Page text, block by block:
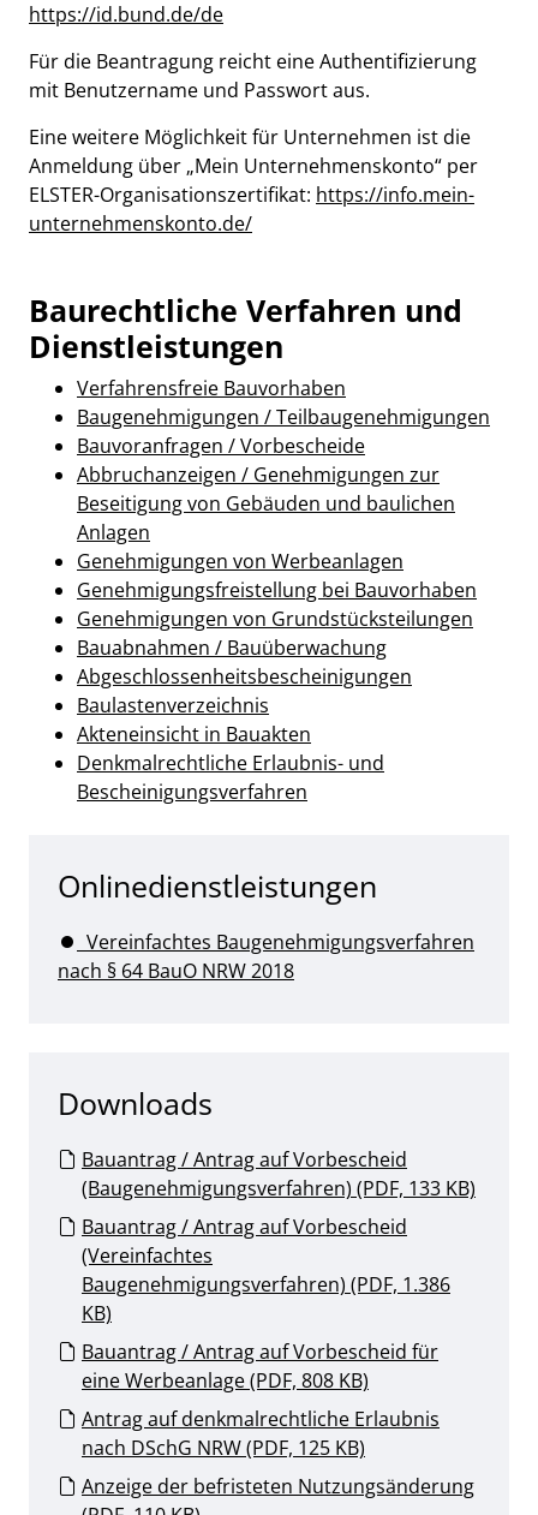
https://id.bund.de/de
Für die Beantragung reicht eine Authentifizierung
mit Benutzername und Passwort aus.
Eine weitere Möglichkeit für Unternehmen ist die
Anmeldung über „Mein Unternehmenskonto“ per
ELSTER-Organisationszertifikat: https://info.mein-
unternehmenskonto.de/
Baurechtliche Verfahren und
Dienstleistungen
Verfahrensfreie Bauvorhaben
Baugenehmigungen / Teilbaugenehmigungen
Bauvoranfragen / Vorbescheide
Abbruchanzeigen / Genehmigungen zur
Beseitigung von Gebäuden und baulichen
Anlagen
Genehmigungen von Werbeanlagen
Genehmigungsfreistellung bei Bauvorhaben
Genehmigungen von Grundstücksteilungen
Bauabnahmen / Bauüberwachung
Abgeschlossenheitsbescheinigungen
Baulastenverzeichnis
Akteneinsicht in Bauakten
Denkmalrechtliche Erlaubnis- und
Bescheinigungsverfahren
Onlinedienstleistungen
Vereinfachtes Baugenehmigungsverfahren
nach § 64 BauO NRW 2018
Downloads
Bauantrag / Antrag auf Vorbescheid
(Baugenehmigungsverfahren) (PDF, 133 KB)
Bauantrag / Antrag auf Vorbescheid
(Vereinfachtes
Baugenehmigungsverfahren) (PDF, 1.386
KB)
Bauantrag / Antrag auf Vorbescheid für
eine Werbeanlage (PDF, 808 KB)
Antrag auf denkmalrechtliche Erlaubnis
nach DSchG NRW (PDF, 125 KB)
Anzeige der befristeten Nutzungsänderung